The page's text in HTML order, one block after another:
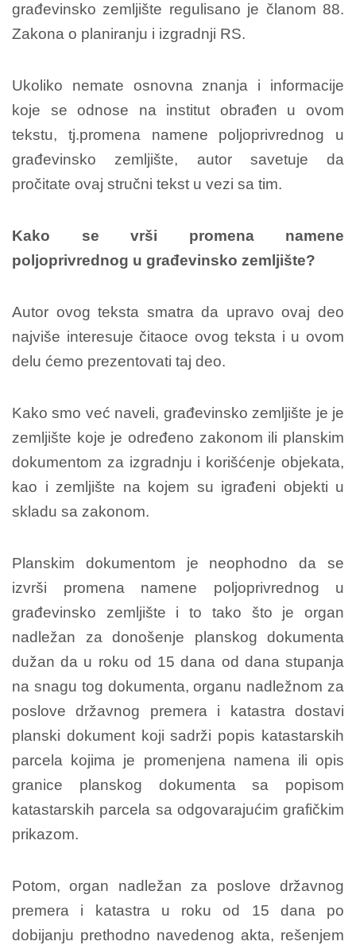
građevinsko zemljište regulisano je članom 88.
Zakona o planiranju i izgradnji RS.
Ukoliko nemate osnovna znanja i informacije
koje se odnose na institut obrađen u ovom
tekstu, tj.promena namene poljoprivrednog u
građevinsko zemljište, autor savetuje da
pročitate ovaj stručni tekst u vezi sa tim.
Kako se vrši promena namene
poljoprivrednog u građevinsko zemljište?
Autor ovog teksta smatra da upravo ovaj deo
najviše interesuje čitaoce ovog teksta i u ovom
delu ćemo prezentovati taj deo.
Kako smo već naveli, građevinsko zemljište je je
zemljište koje je određeno zakonom ili planskim
dokumentom za izgradnju i korišćenje objekata,
kao i zemljište na kojem su igrađeni objekti u
skladu sa zakonom.
Planskim dokumentom je neophodno da se
izvrši promena namene poljoprivrednog u
građevinsko zemljište i to tako što je organ
nadležan za donošenje planskog dokumenta
dužan da u roku od 15 dana od dana stupanja
na snagu tog dokumenta, organu nadležnom za
poslove državnog premera i katastra dostavi
planski dokument koji sadrži popis katastarskih
parcela kojima je promenjena namena ili opis
granice planskog dokumenta sa popisom
katastarskih parcela sa odgovarajućim grafičkim
prikazom.
Potom, organ nadležan za poslove državnog
premera i katastra u roku od 15 dana po
dobijanju prethodno navedenog akta, rešenjem